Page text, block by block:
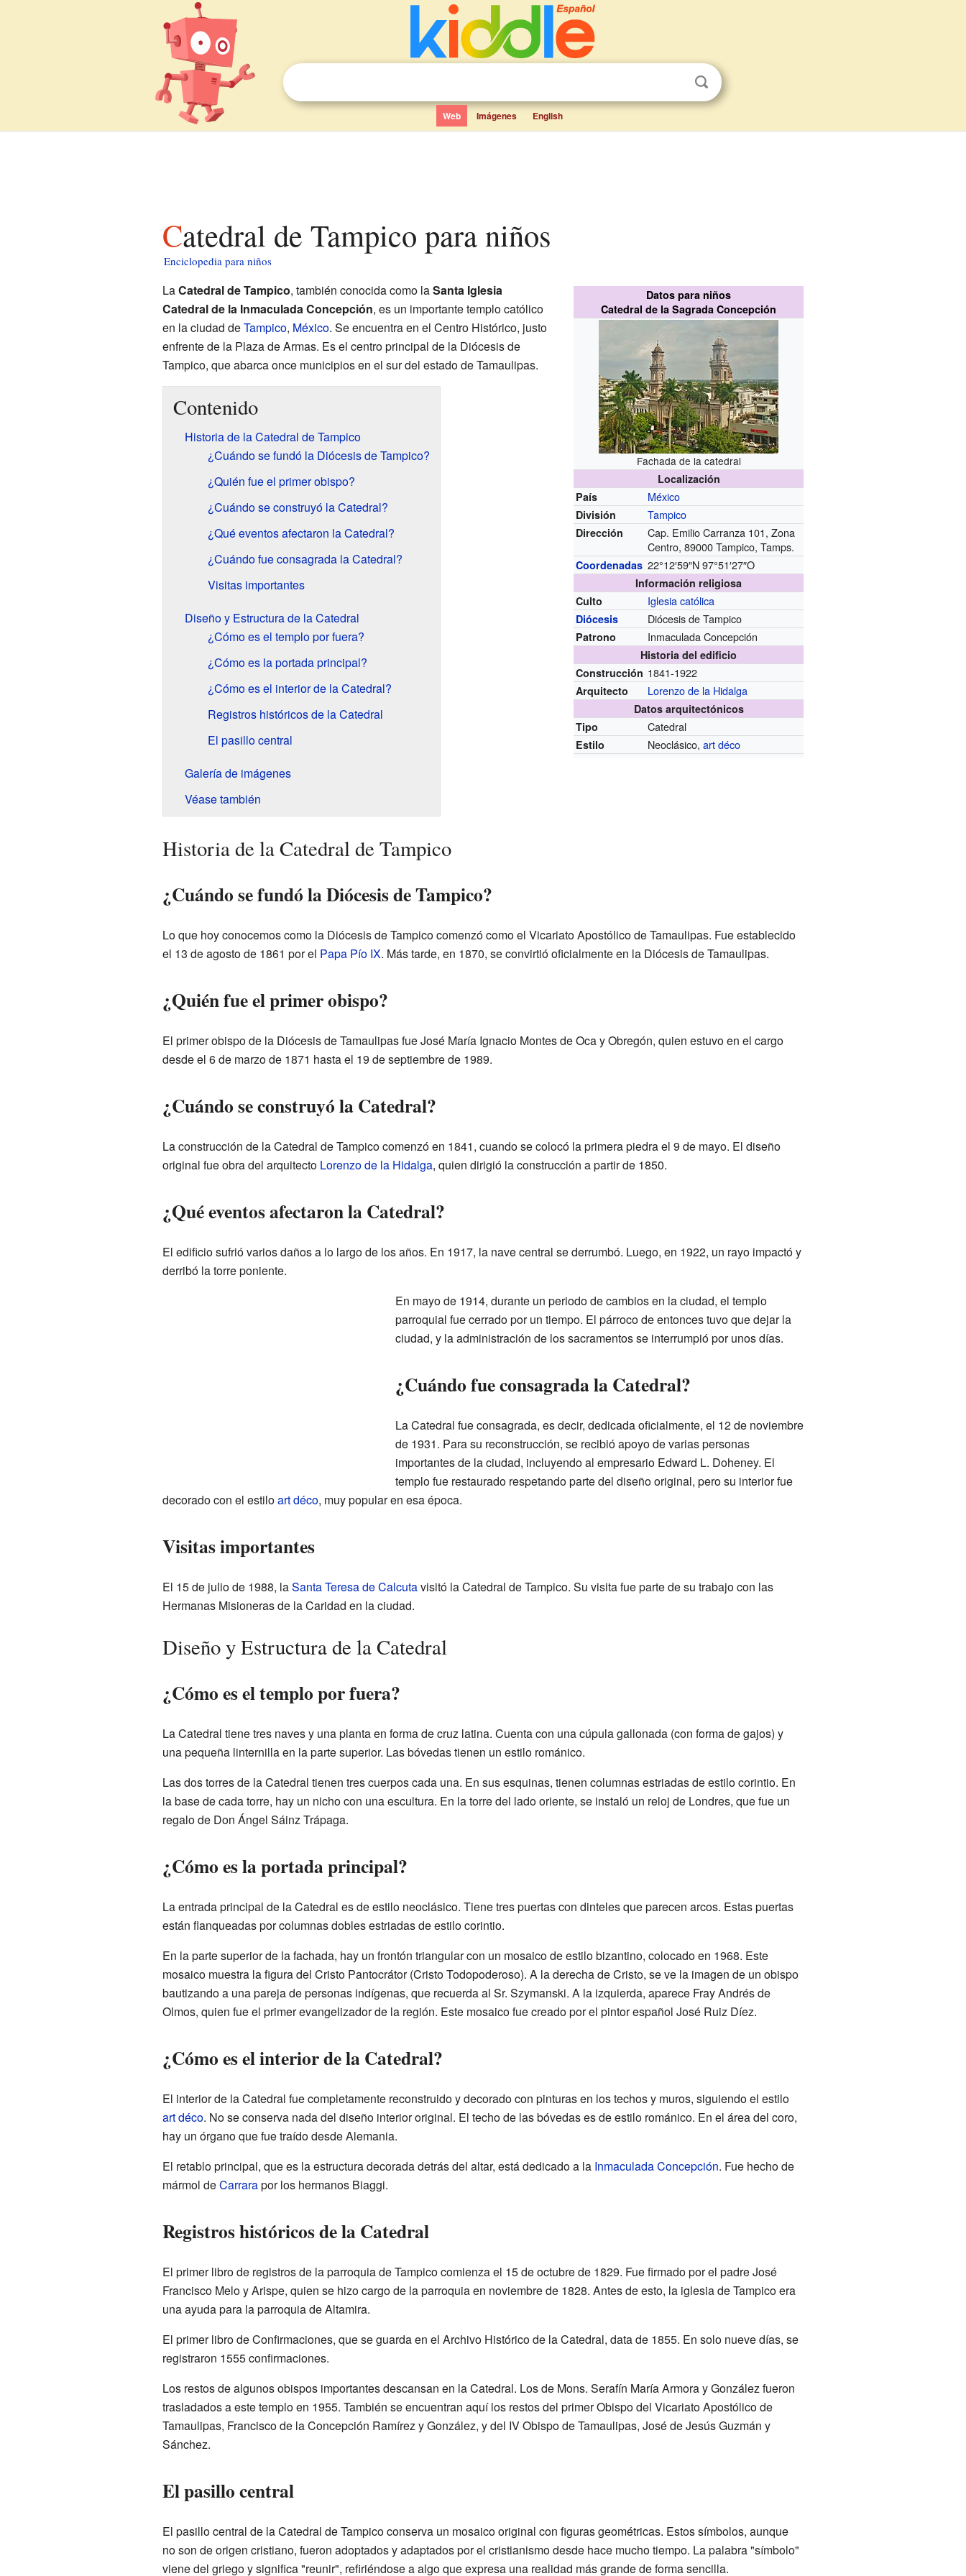
Web Imágenes English
Catedral de Tampico para niños
Enciclopedia para niños
Datos para niños
Catedral de la Sagrada Concepción
Fachada de la catedral
Localización
País
México
División Tampico
Dirección
Cap. Emilio Carranza 101, Zona
Centro, 89000 Tampico, Tamps.
Coordenadas 22°12′59″N 97°51′27″O
Información religiosa
Culto
Iglesia católica
Diócesis Diócesis de Tampico
Patrono Inmaculada Concepción
Historia del edificio
Construcción 1841-1922
Arquitecto Lorenzo de la Hidalga
Datos arquitectónicos
Tipo
Catedral
Estilo Neoclásico,art déco
LaCatedral de Tampico, también conocida como laSanta Iglesia
Catedral de la Inmaculada Concepción, es un importante templo católico
en la ciudad deTampico, México. Se encuentra en el Centro Histórico, justo
enfrente de la Plaza de Armas. Es el centro principal de la Diócesis de
Tampico, que abarca once municipios en el sur del estado de Tamaulipas.
Contenido
Historia de la Catedral de Tampico
¿Cuándo se fundó la Diócesis de Tampico?
¿Quién fue el primer obispo?
¿Cuándo se construyó la Catedral?
¿Qué eventos afectaron la Catedral?
¿Cuándo fue consagrada la Catedral?
Visitas importantes
Diseño y Estructura de la Catedral
¿Cómo es el templo por fuera?
¿Cómo es la portada principal?
¿Cómo es el interior de la Catedral?
Registros históricos de la Catedral
El pasillo central
Galería de imágenes
Véase también
Historia de la Catedral de Tampico
¿Cuándo se fundó la Diócesis de Tampico?
Lo que hoy conocemos como la Diócesis de Tampico comenzó como el Vicariato Apostólico de Tamaulipas. Fue establecido
el 13 de agosto de 1861 por el Papa Pío IX. Más tarde, en 1870, se convirtió oficialmente en la Diócesis de Tamaulipas.
¿Quién fue el primer obispo?
El primer obispo de la Diócesis de Tamaulipas fue José María Ignacio Montes de Oca y Obregón, quien estuvo en el cargo
desde el 6 de marzo de 1871 hasta el 19 de septiembre de 1989.
¿Cuándo se construyó la Catedral?
La construcción de la Catedral de Tampico comenzó en 1841, cuando se colocó la primera piedra el 9 de mayo. El diseño
original fue obra del arquitecto Lorenzo de la Hidalga, quien dirigió la construcción a partir de 1850.
¿Qué eventos afectaron la Catedral?
El edificio sufrió varios daños a lo largo de los años. En 1917, la nave central se derrumbó. Luego, en 1922, un rayo impactó y
derribó la torre poniente.
En mayo de 1914, durante un periodo de cambios en la ciudad, el templo
parroquial fue cerrado por un tiempo. El párroco de entonces tuvo que dejar la
ciudad, y la administración de los sacramentos se interrumpió por unos días.
¿Cuándo fue consagrada la Catedral?
La Catedral fue consagrada, es decir, dedicada oficialmente, el 12 de noviembre
de 1931. Para su reconstrucción, se recibió apoyo de varias personas
importantes de la ciudad, incluyendo al empresario Edward L. Doheney. El
templo fue restaurado respetando parte del diseño original, pero su interior fue
decorado con el estiloart déco, muy popular en esa época.
Visitas importantes
El 15 de julio de 1988, laSanta Teresa de Calcutavisitó la Catedral de Tampico. Su visita fue parte de su trabajo con las
Hermanas Misioneras de la Caridad en la ciudad.
Diseño y Estructura de la Catedral
¿Cómo es el templo por fuera?
La Catedral tiene tres naves y una planta en forma de cruz latina. Cuenta con una cúpula gallonada (con forma de gajos) y
una pequeña linternilla en la parte superior. Las bóvedas tienen un estilo románico.
Las dos torres de la Catedral tienen tres cuerpos cada una. En sus esquinas, tienen columnas estriadas de estilo corintio. En
la base de cada torre, hay un nicho con una escultura. En la torre del lado oriente, se instaló un reloj de Londres, que fue un
regalo de Don Ángel Sáinz Trápaga.
¿Cómo es la portada principal?
La entrada principal de la Catedral es de estilo neoclásico. Tiene tres puertas con dinteles que parecen arcos. Estas puertas
están flanqueadas por columnas dobles estriadas de estilo corintio.
En la parte superior de la fachada, hay un frontón triangular con un mosaico de estilo bizantino, colocado en 1968. Este
mosaico muestra la figura del Cristo Pantocrátor (Cristo Todopoderoso). A la derecha de Cristo, se ve la imagen de un obispo
bautizando a una pareja de personas indígenas, que recuerda al Sr. Szymanski. A la izquierda, aparece Fray Andrés de
Olmos, quien fue el primer evangelizador de la región. Este mosaico fue creado por el pintor español José Ruiz Díez.
¿Cómo es el interior de la Catedral?
El interior de la Catedral fue completamente reconstruido y decorado con pinturas en los techos y muros, siguiendo el estilo
art déco. No se conserva nada del diseño interior original. El techo de las bóvedas es de estilo románico. En el área del coro,
hay un órgano que fue traído desde Alemania.
El retablo principal, que es la estructura decorada detrás del altar, está dedicado a la Inmaculada Concepción. Fue hecho de
mármol deCarrarapor los hermanos Biaggi.
Registros históricos de la Catedral
El primer libro de registros de la parroquia de Tampico comienza el 15 de octubre de 1829. Fue firmado por el padre José
Francisco Melo y Arispe, quien se hizo cargo de la parroquia en noviembre de 1828. Antes de esto, la iglesia de Tampico era
una ayuda para la parroquia de Altamira.
El primer libro de Confirmaciones, que se guarda en el Archivo Histórico de la Catedral, data de 1855. En solo nueve días, se
registraron 1555 confirmaciones.
Los restos de algunos obispos importantes descansan en la Catedral. Los de Mons. Serafín María Armora y González fueron
trasladados a este templo en 1955. También se encuentran aquí los restos del primer Obispo del Vicariato Apostólico de
Tamaulipas, Francisco de la Concepción Ramírez y González, y del IV Obispo de Tamaulipas, José de Jesús Guzmán y
Sánchez.
El pasillo central
El pasillo central de la Catedral de Tampico conserva un mosaico original con figuras geométricas. Estos símbolos, aunque
no son de origen cristiano, fueron adoptados y adaptados por el cristianismo desde hace mucho tiempo. La palabra "símbolo"
viene del griego y significa "reunir", refiriéndose a algo que expresa una realidad más grande de forma sencilla.